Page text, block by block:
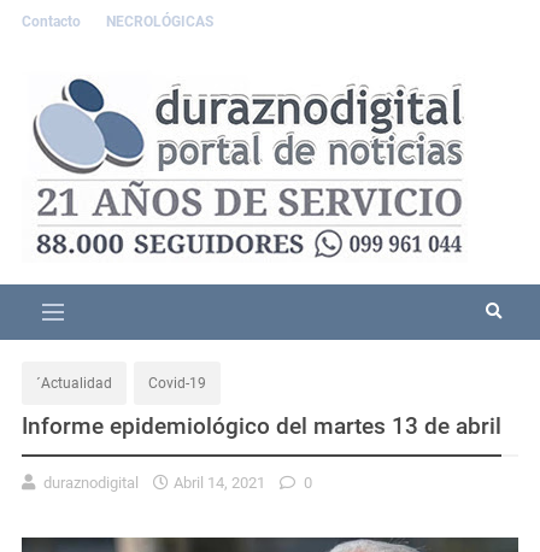
Contacto NECROLÓGICAS
´Actualidad Covid-19
Informe epidemiológico del martes 13 de abril
duraznodigital Abril 14, 2021 0